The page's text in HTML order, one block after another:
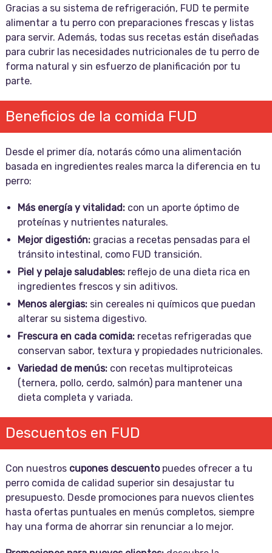
Gracias a su sistema de refrigeración, FUD te permite
alimentar a tu perro con preparaciones frescas y listas
para servir. Además, todas sus recetas están diseñadas
para cubrir las necesidades nutricionales de tu perro de
forma natural y sin esfuerzo de planificación por tu
parte.
Beneficios de la comida FUD
Desde el primer día, notarás cómo una alimentación
basada en ingredientes reales marca la diferencia en tu
perro:
Más energía y vitalidad:con un aporte óptimo de
proteínas y nutrientes naturales.
Mejor digestión:gracias a recetas pensadas para el
tránsito intestinal, como FUD transición.
Piel y pelaje saludables:reflejo de una dieta rica en
ingredientes frescos y sin aditivos.
Menos alergias:sin cereales ni químicos que puedan
alterar su sistema digestivo.
Frescura en cada comida:recetas refrigeradas que
conservan sabor, textura y propiedades nutricionales.
Variedad de menús:con recetas multiproteicas
(ternera, pollo, cerdo, salmón) para mantener una
dieta completa y variada.
Descuentos en FUD
Con nuestros cupones descuentopuedes ofrecer a tu
perro comida de calidad superior sin desajustar tu
presupuesto. Desde promociones para nuevos clientes
hasta ofertas puntuales en menús completos, siempre
hay una forma de ahorrar sin renunciar a lo mejor.